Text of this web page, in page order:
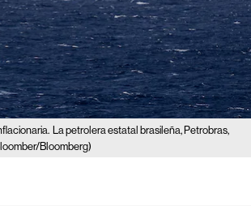
La petrolera estatal brasileña, Petrobras,
Bloomberg)